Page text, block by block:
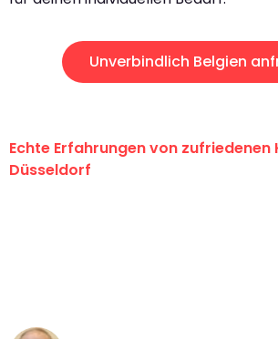
Unverbindlich Belgien
Echte Erfahrungen von zufriedenen
Düsseldorf